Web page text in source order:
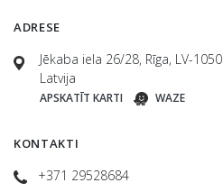
ADRESE
Jēkaba iela 26/28, Rīga, LV-1050
Latvija
APSKATĪT KARTI WAZE
KONTAKTI
+371 29528684